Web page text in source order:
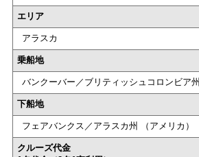
エリア
アラスカ
乗船地
バンクーバー／ブリティッシュコロンビア州
下船地
フェアバンクス／アラスカ州 （アメリカ）
クルーズ代金